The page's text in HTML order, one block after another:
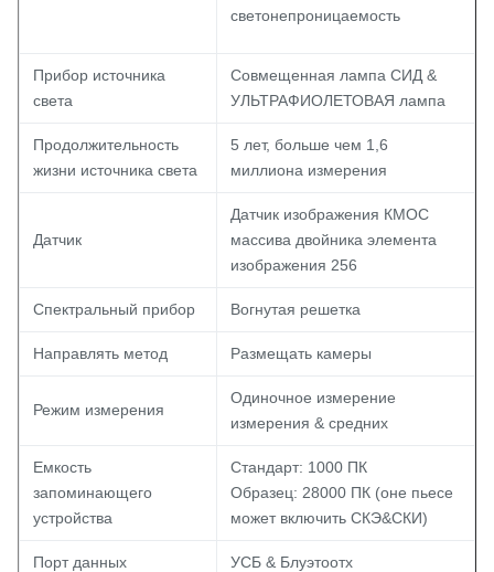
светонепроницаемость
Прибор источника
света
Совмещенная лампа СИД &
УЛЬТРАФИОЛЕТОВАЯ лампа
Продолжительность
жизни источника света
5 лет, больше чем 1,6
миллиона измерения
Датчик
Датчик изображения КМОС
массива двойника элемента
изображения 256
Спектральный прибор Вогнутая решетка
Направлять метод Размещать камеры
Режим измерения
Одиночное измерение
измерения & средних
Емкость
запоминающего
устройства
Стандарт: 1000 ПК
Образец: 28000 ПК (оне пьесе
может включить СКЭ&СКИ)
Порт данных УСБ & Блуэтоотх